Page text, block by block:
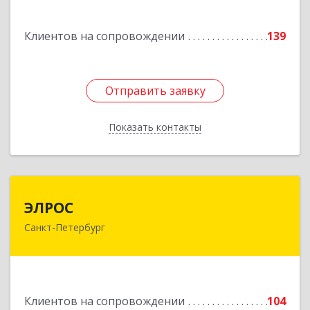
Клиентов на сопровождении 139
Отправить заявку
Показать контакты
Подробнее
Отправить заявку
Назад
ЭЛРОС
Санкт-Петербург
Клиентов на сопровождении
104
191024, Санкт-Петербург г, Тележная ул, дом №